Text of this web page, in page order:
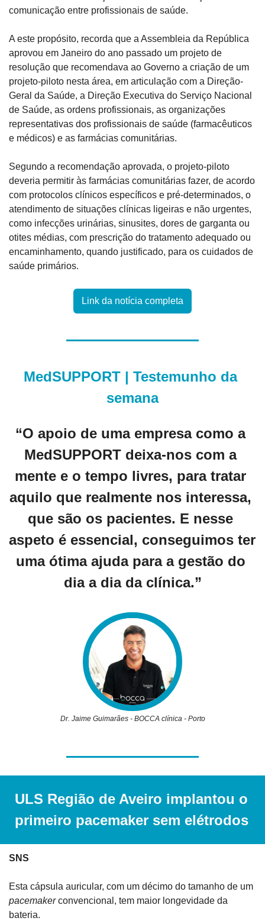
comunicação entre profissionais de saúde.
A este propósito, recorda que a Assembleia da República
aprovou em Janeiro do ano passado um projeto de
resolução que recomendava ao Governo a criação de um
projeto-piloto nesta área, em articulação com a Direção-
Geral da Saúde, a Direção Executiva do Serviço Nacional
de Saúde, as ordens profissionais, as organizações
representativas dos profissionais de saúde (farmacêuticos
e médicos) e as farmácias comunitárias.
Segundo a recomendação aprovada, o projeto-piloto
deveria permitir às farmácias comunitárias fazer, de acordo
com protocolos clínicos específicos e pré-determinados, o
atendimento de situações clínicas ligeiras e não urgentes,
como infecções urinárias, sinusites, dores de garganta ou
otites médias, com prescrição do tratamento adequado ou
encaminhamento, quando justificado, para os cuidados de
saúde primários.
Link da notícia completa
MedSUPPORT | Testemunho da
semana
“O apoio de uma empresa como a
MedSUPPORT deixa-nos com a
mente e o tempo livres, para tratar
aquilo que realmente nos interessa,
que são os pacientes. E nesse
aspeto é essencial, conseguimos ter
uma ótima ajuda para a gestão do
dia a dia da clínica.”
Dr. Jaime Guimarães - BOCCA clínica - Porto
ULS Região de Aveiro implantou o
primeiro pacemaker sem elétrodos
SNS
pacemaker convencional, tem maior longevidade da
bateria.